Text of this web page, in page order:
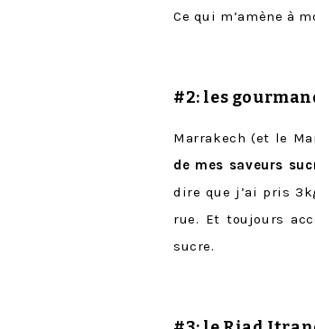
Ce qui m’amène à
#2: les
Marrakech (et le
de mes saveurs
dire que j’ai pris
rue. Et toujours
sucre.